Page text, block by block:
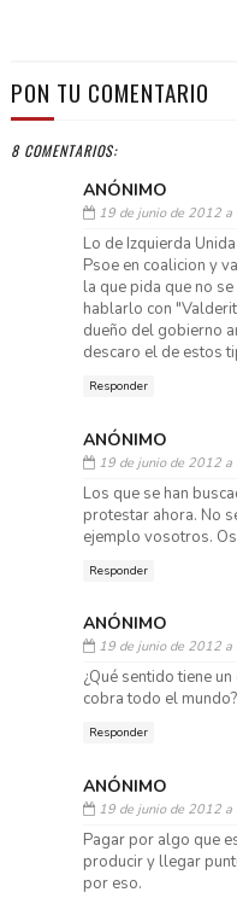
PON TU COMENTARIO
8 COMENTARIOS:
ANÓNIMO
19 de junio de 2012
Lo de Izquierda
Psoe en coalicion y
la que pida que no
hablarlo con
dueño del gobierno
descaro el de estos
Responder
ANÓNIMO
19 de junio de 2012
Los que se han
protestar ahora. No
ejemplo vosotros.
Responder
ANÓNIMO
19 de junio de 2012
¿Qué sentido tiene
cobra todo el mundo?
Responder
ANÓNIMO
19 de junio de 2012
Pagar por algo que
producir y llegar
por eso.